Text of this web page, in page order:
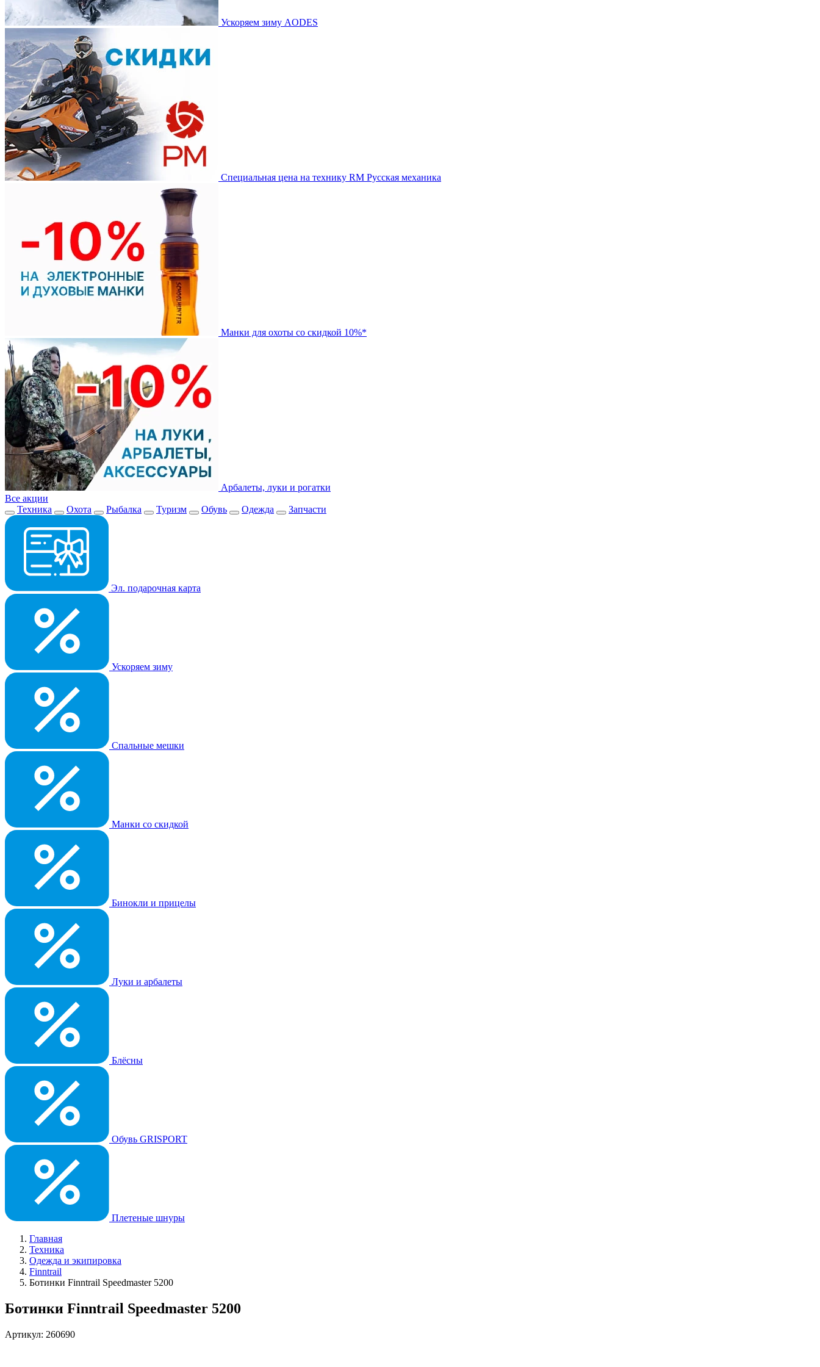
Ускоряем зиму AODES
Специальная цена на технику RM Русская механика
Манки для охоты со скидкой 10%*
Арбалеты, луки и рогатки
Все акции
Техника
Охота Рыбалка Туризм Обувь Одежда Запчасти
Эл. подарочная карта
Ускоряем зиму
Спальные мешки
Манки со скидкой
Бинокли и прицелы
Луки и арбалеты
Блёсны
Обувь GRISPORT
Плетеные шнуры
Главная
Техника
Одежда и экипировка
Finntrail
Ботинки Finntrail Speedmaster 5200
Ботинки Finntrail Speedmaster 5200
Артикул: 260690